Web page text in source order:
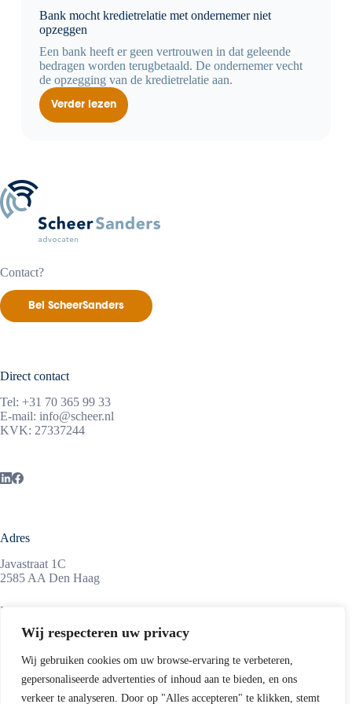
Wij respecteren uw privacy
Wij gebruiken cookies om uw browse-ervaring te verbeteren,
gepersonaliseerde advertenties of inhoud aan te bieden, en ons
verkeer te analyseren. Door op "Alles accepteren" te klikken, stemt
Bank mocht kredietrelatie met ondernemer niet
opzeggen
Een bank heeft er geen vertrouwen in dat geleende
bedragen worden terugbetaald. De ondernemer vecht
de opzegging van de kredietrelatie aan.
Verder lezen
Bank
Contact?
Bel ScheerSanders
Direct contact
Tel: +31 70 365 99 33
E-mail: info@scheer.nl
KVK: 27337244
Adres
Javastraat 1C
2585 AA Den Haag
Maandag tot vrijdag
08:45 – 17:15 uur
Informatie